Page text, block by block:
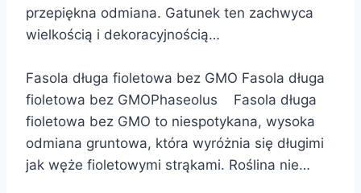
przepiękna odmiana. Gatunek ten zachwyca
wielkością i dekoracyjnością…
Fasola długa fioletowa bez GMO Fasola długa
fioletowa bez GMOPhaseolus Fasola długa
fioletowa bez GMO to niespotykana, wysoka
odmiana gruntowa, która wyróżnia się długimi
jak węże fioletowymi strąkami. Roślina nie…